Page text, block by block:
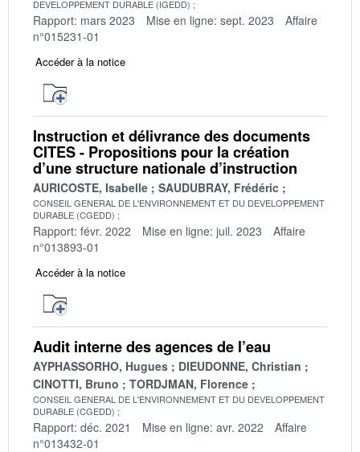
DEVELOPPEMENT DURABLE (IGEDD)
Rapport: mars 2023 Mise en ligne: sept. 2023
Affaire
n°015231-01
Accéder à la notice
Instruction et délivrance des documents
CITES - Propositions pour la création
d’une structure nationale d’instruction
AURICOSTE, Isabelle SAUDUBRAY, Frédéric
CONSEIL GENERAL DE L'ENVIRONNEMENT ET DU DEVELOPPEMENT
DURABLE (CGEDD)
Rapport: févr. 2022 Mise en ligne: juil. 2023
Affaire
n°013893-01
Accéder à la notice
Audit interne des agences de l’eau
AYPHASSORHO, Hugues
DIEUDONNE, Christian
CINOTTI, Bruno
TORDJMAN, Florence
CONSEIL GENERAL DE L'ENVIRONNEMENT ET DU DEVELOPPEMENT
DURABLE (CGEDD)
Rapport: déc. 2021 Mise en ligne: avr. 2022
Affaire
n°013432-01